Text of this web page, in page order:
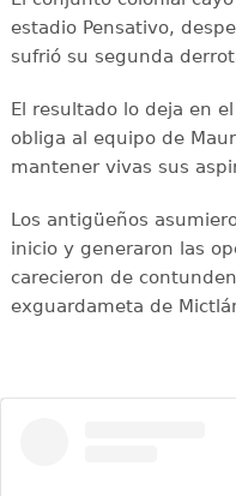
estadio Pensativo,
sufrió su segunda
El resultado lo deja en
obliga al equipo de
mantener vivas sus
Los antigüeños
inicio y generaron las
carecieron de
exguardameta de